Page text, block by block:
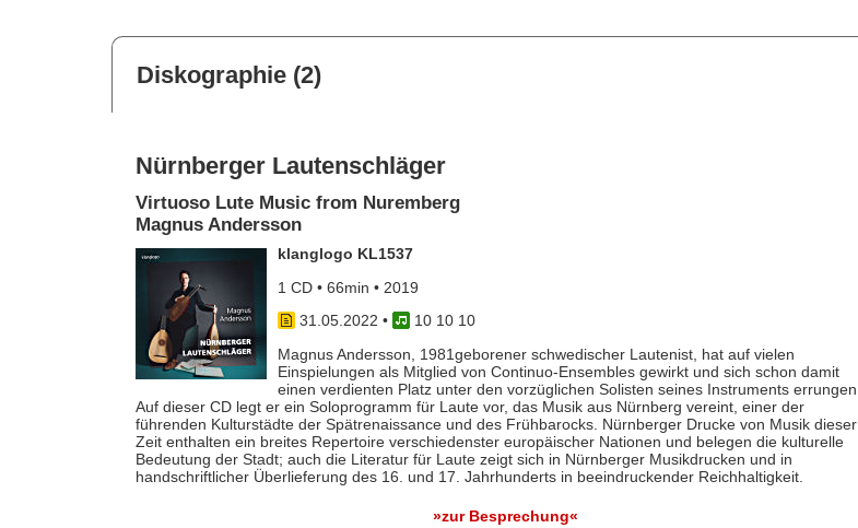
Diskographie (2)
Nürnberger Lautenschläger
Virtuoso Lute Music from Nuremberg
Magnus Andersson
klanglogo KL1537
1 CD • 66min • 2019
31.05.2022 •
10 10 10
Magnus Andersson, 1981geborener schwedischer Lautenist, hat auf vielen
Einspielungen als Mitglied von Continuo-Ensembles gewirkt und sich schon damit
einen verdienten Platz unter den vorzüglichen Solisten seines Instruments errungen.
Auf dieser CD legt er ein Soloprogramm für Laute vor, das Musik aus Nürnberg vereint, einer der
führenden Kulturstädte der Spätrenaissance und des Frühbarocks. Nürnberger Drucke von Musik dieser
Zeit enthalten ein breites Repertoire verschiedenster europäischer Nationen und belegen die kulturelle
Bedeutung der Stadt; auch die Literatur für Laute zeigt sich in Nürnberger Musikdrucken und in
handschriftlicher Überlieferung des 16. und 17. Jahrhunderts in beeindruckender Reichhaltigkeit.
»zur Besprechung«